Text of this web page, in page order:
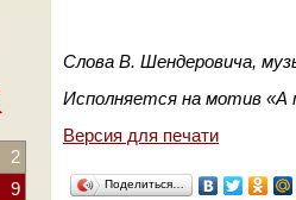
2
9
Слова В. Шендеровича,
Исполняется на мотив «А
Версия для печати
Поделиться…